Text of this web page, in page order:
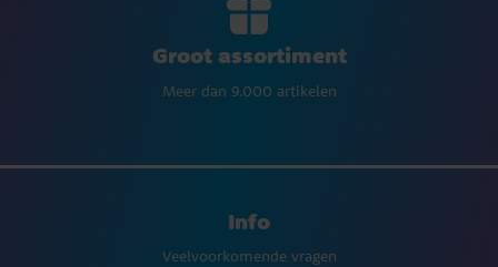
Groot assortiment
Meer dan 9.000 artikelen
Info
Veelvoorkomende vragen